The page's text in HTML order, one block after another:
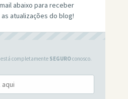
abaixo para receber
atualizações do blog!
completamente SEGUROconosco.